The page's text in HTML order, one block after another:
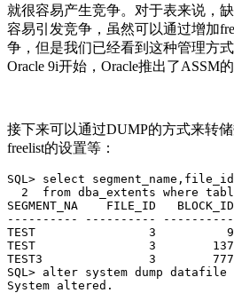
就很容易产生竞争。对于表来说，
容易引发竞争，虽然可以通过增加
争，但是我们已经看到这种管理方
Oracle 9i开始，Oracle推出了ASSM
接下来可以通过DUMP的方式来转
freelist的设置等：
SQL> select
2  from dba_extents where
SEGMENT_NA    FILE_ID
---------- ----------
TEST                3
TEST                3
TEST3               3
SQL> alter system dump datafile
System altered.